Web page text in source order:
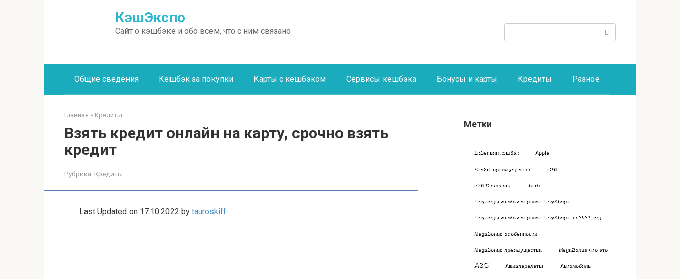
КэшЭкспо
Сайт о кэшбэке и обо всем, что с ним связано
Общие сведения Кешбэк за покупки Карты с кешбэком Сервисы кешбэка Бонусы и карты Кредиты Разное
Главная » Кредиты
Взять кредит онлайн на карту, срочно взять
кредит
Рубрика: Кредиты
Last Updated on 17.10.2022 by tauroskiff
Метки
1xBet вип кэшбэк Apple
Backit: преимущества ePN
ePN Cashback iherb
Lety-коды кэшбэк сервиса LetyShops
Lety-коды кэшбэк сервиса LetyShops на 2021 год
MegaBonus особенности
MegaBonus преимущества MegaBonus что это
АЗС Авиаперелеты Автомобиль